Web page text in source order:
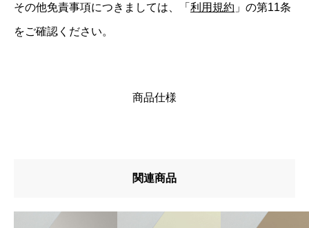
その他免責事項につきましては、「 利用規約 」の第11条
をご確認ください。
商品仕様
関連商品